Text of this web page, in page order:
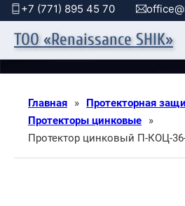
+7 (771) 895 45 70
ТОО «Renaissance SHIK»
Главная » Протекторная
Протекторы цинковые
»
Протектор цинковый П-КОЦ-